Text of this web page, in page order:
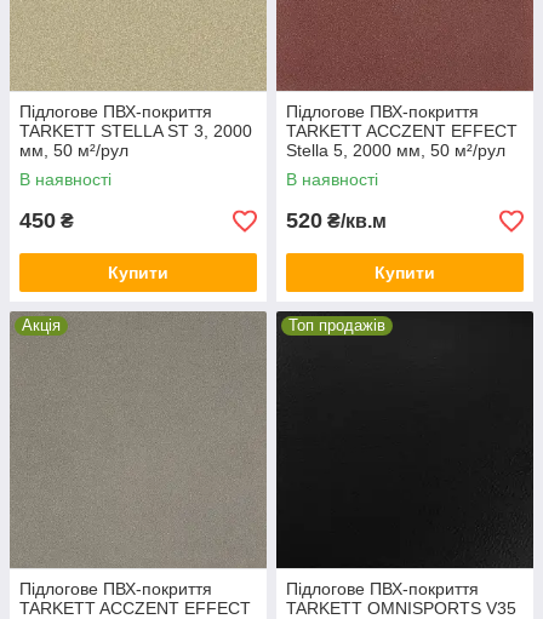
Підлогове ПВХ-покриття
TARKETT STELLA ST 3, 2000
мм, 50 м²/рул
В наявності
450 ₴
Купити
Підлогове ПВХ-покриття
TARKETT ACCZENT EFFECT
Stella 5, 2000 мм, 50 м²/рул
В наявності
520 ₴/кв.м
Купити
Акція
Підлогове ПВХ-покриття
TARKETT ACCZENT EFFECT
Топ продажів
Підлогове ПВХ-покриття
TARKETT OMNISPORTS V35